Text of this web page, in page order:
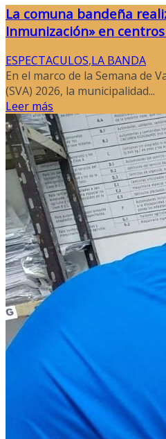
La comuna bandeña
Inmunización» en
ESPECTACULOS,LA BANDA
En el marco de la Semana de
(SVA) 2026, la municipalidad...
Leer más